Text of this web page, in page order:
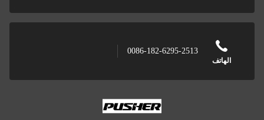
الهاتف
0086-182-6295-2513